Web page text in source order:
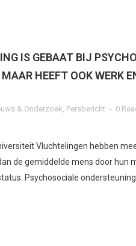
IS GEBAAT BIJ
HEEFT OOK WERK
& Onderzoek, Persbericht 0
Vluchtelingen hebben
de gemiddelde mens door hun
Psychosociale